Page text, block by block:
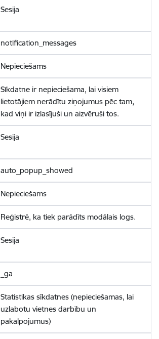
Sesija
notification_messages
Nepieciešams
Sīkdatne ir nepieciešama, lai visiem
lietotājiem nerādītu ziņojumus pēc tam,
kad viņi ir izlasījuši un aizvēruši tos.
Sesija
auto_popup_showed
Nepieciešams
Reģistrē, ka tiek parādīts modālais logs.
Sesija
_ga
Statistikas sīkdatnes (nepieciešamas, lai
uzlabotu vietnes darbību un
pakalpojumus)